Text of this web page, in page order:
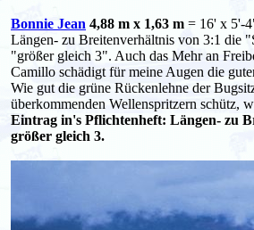
Bonnie Jean 4,88 m x 1,63 m = 16' x 5'-
Längen- zu Breitenverhältnis von 3:1 die
"größer gleich 3". Auch das Mehr an
Camillo schädigt für meine Augen die
Wie gut die grüne Rückenlehne der
überkommenden Wellenspritzern schütz,
Eintrag in's Pflichtenheft: Längen- zu
größer gleich 3.